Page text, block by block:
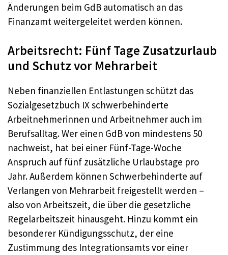
Änderungen beim GdB automatisch an das
Finanzamt weitergeleitet werden können.
Arbeitsrecht: Fünf Tage Zusatzurlaub
und Schutz vor Mehrarbeit
Neben finanziellen Entlastungen schützt das
Sozialgesetzbuch IX schwerbehinderte
Arbeitnehmerinnen und Arbeitnehmer auch im
Berufsalltag. Wer einen GdB von mindestens 50
nachweist, hat bei einer Fünf-Tage-Woche
Anspruch auf fünf zusätzliche Urlaubstage pro
Jahr. Außerdem können Schwerbehinderte auf
Verlangen von Mehrarbeit freigestellt werden –
also von Arbeitszeit, die über die gesetzliche
Regelarbeitszeit hinausgeht. Hinzu kommt ein
besonderer Kündigungsschutz, der eine
Zustimmung des Integrationsamts vor einer